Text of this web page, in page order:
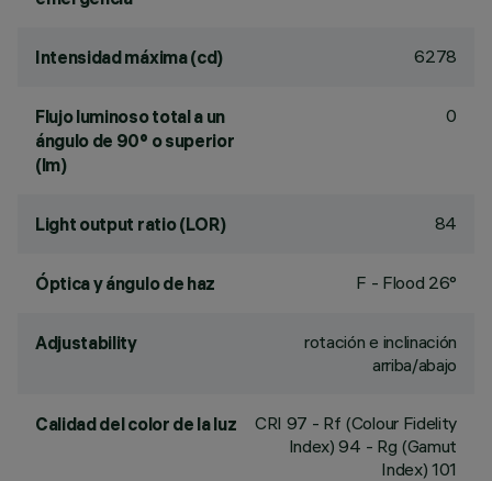
Intensidad máxima (cd) 6278
Flujo luminoso total a un
ángulo de 90° o superior
(lm)
0
Light output ratio (LOR) 84
Óptica y ángulo de haz F - Flood 26°
Adjustability
rotación e inclinación
arriba/abajo
Calidad del color de la luz CRI 97 - Rf (Colour Fidelity
Index) 94 - Rg (Gamut
Index) 101